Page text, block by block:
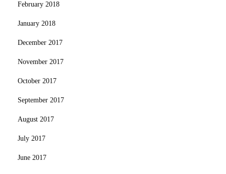
February 2018
January 2018
December 2017
November 2017
October 2017
September 2017
August 2017
July 2017
June 2017